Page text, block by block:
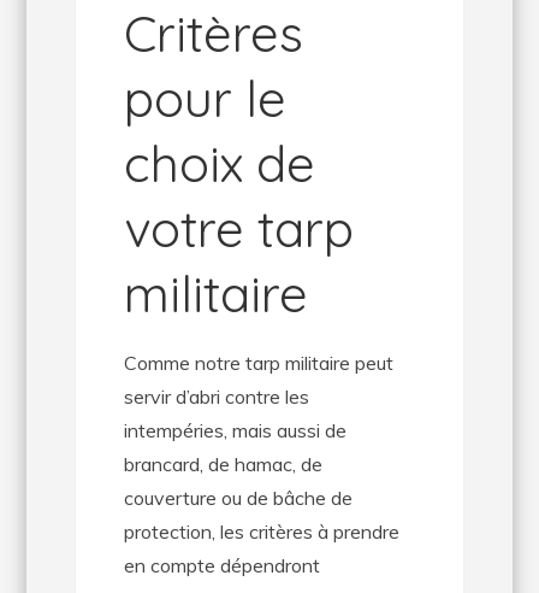
Critères
pour le
choix de
votre tarp
militaire
Comme notre tarp militaire peut
servir d’abri contre les
intempéries, mais aussi de
brancard, de hamac, de
couverture ou de bâche de
protection, les critères à prendre
en compte dépendront